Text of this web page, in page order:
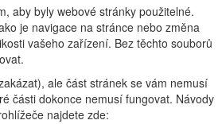
aby byly webové stránky použitelné.
je navigace na stránce nebo změna
vašeho zařízení. Bez těchto souborů
ale část stránek se vám nemusí
části dokonce nemusí fungovat. Návody
najdete zde: